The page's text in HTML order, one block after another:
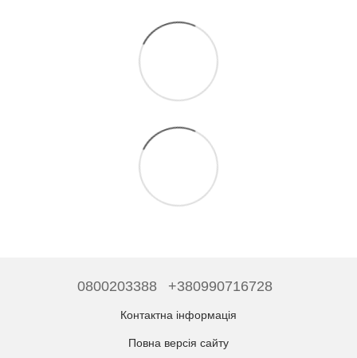
0800203388 +380990716728
Контактна інформація
Повна версія сайту